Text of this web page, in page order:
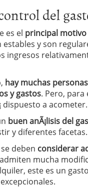
29/05/2026
CÃ³mo afrontar una
26/05/2026
del
es el principal
estables y son
ingresos
hay muchas
y gastos. Pero,
dispuesto a acometer.
buen anÃ¡lisis del
y diferentes facetas.
deben considerar
mucha
este es un